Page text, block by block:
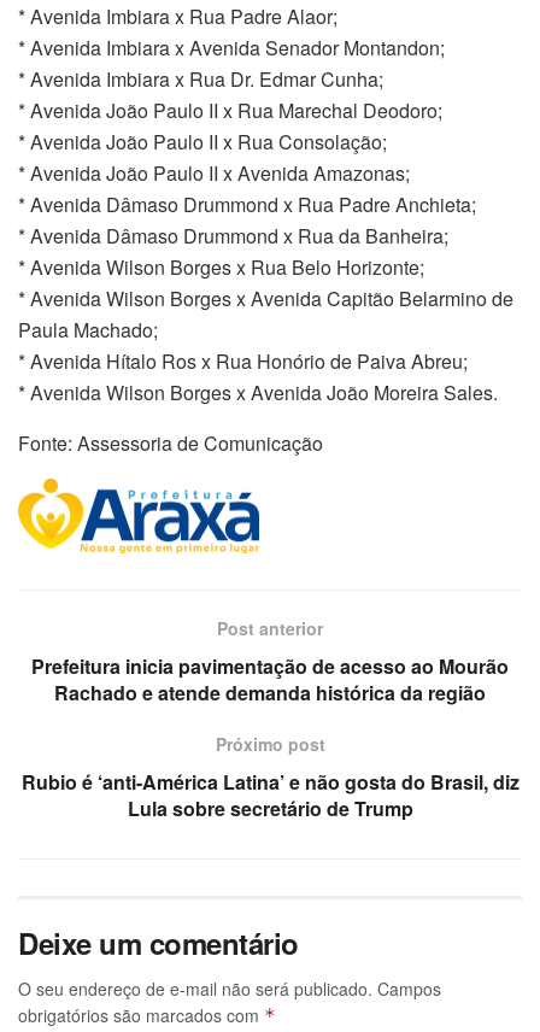
* Avenida Imbiara x Rua Padre Alaor;
* Avenida Imbiara x Avenida Senador Montandon;
* Avenida Imbiara x Rua Dr. Edmar Cunha;
* Avenida João Paulo II x Rua Marechal Deodoro;
* Avenida João Paulo II x Rua Consolação;
* Avenida João Paulo II x Avenida Amazonas;
* Avenida Dâmaso Drummond x Rua Padre Anchieta;
* Avenida Dâmaso Drummond x Rua da Banheira;
* Avenida Wilson Borges x Rua Belo Horizonte;
* Avenida Wilson Borges x Avenida Capitão Belarmino de
Paula Machado;
* Avenida Hítalo Ros x Rua Honório de Paiva Abreu;
* Avenida Wilson Borges x Avenida João Moreira Sales.
Fonte: Assessoria de Comunicação
Post anterior
Prefeitura inicia pavimentação de acesso ao Mourão
Rachado e atende demanda histórica da região
Próximo post
Rubio é ‘anti-América Latina’ e não gosta do Brasil, diz
Lula sobre secretário de Trump
Deixe um comentário
O seu endereço de e-mail não será publicado. Campos
obrigatórios são marcados com *